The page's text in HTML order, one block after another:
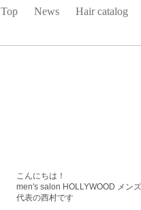
Top News Hair catalog
こんにちは！
men's salon HOLLYWOOD メ
代表の西村です